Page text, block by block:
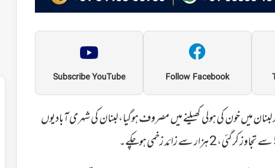
Follow Facebook
Subscribe YouTube
میں خون کی ہولی کھیلنے میں مصروف ہوگیا، لبنان کی شہری آبادیوں